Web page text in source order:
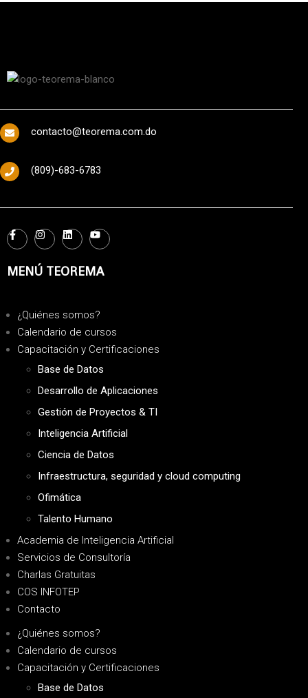
contacto@teorema.com.do
(809)-683-6783
MENÚ TEOREMA
¿Quiénes somos?
Calendario de cursos
Capacitación y Certificaciones
Base de Datos
Desarrollo de Aplicaciones
Gestión de Proyectos & TI
Inteligencia Artificial
Ciencia de Datos
Infraestructura, seguridad y cloud computing
Ofimática
Talento Humano
Academia de Inteligencia Artificial
Servicios de Consultoría
Charlas Gratuitas
COS INFOTEP
Contacto
¿Quiénes somos?
Calendario de cursos
Capacitación y Certificaciones
Base de Datos